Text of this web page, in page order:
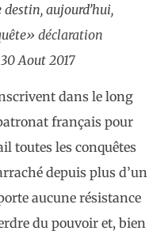
aujourd’hui,
déclaration
Aout 2017
dans le long
français pour
toutes les conquêtes
depuis plus d’un
aucune résistance
du pouvoir et, bien